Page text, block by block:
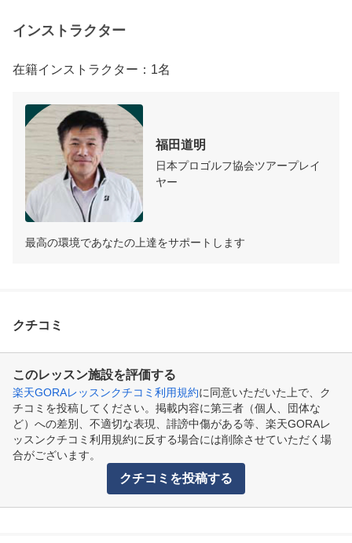
インストラクター
在籍インストラクター：1名
福田道明
日本プロゴルフ協会ツアープレイ
ヤー
最高の環境であなたの上達をサポートします
クチコミ
このレッスン施設を評価する
楽天GORAレッスンクチコミ利用規約に同意いただいた上で、ク
チコミを投稿してください。掲載内容に第三者（個人、団体な
ど）への差別、不適切な表現、誹謗中傷がある等、楽天GORAレ
ッスンクチコミ利用規約に反する場合には削除させていただく場
合がございます。
クチコミを投稿する